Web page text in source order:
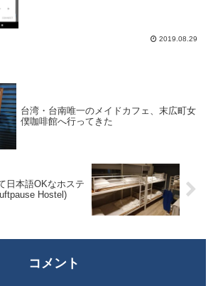
2019.08.29
台湾・台南唯一のメイドカフェ、末広町女
僕咖啡館へ行ってきた
日本語OKなホステ
Hostel)
コメント